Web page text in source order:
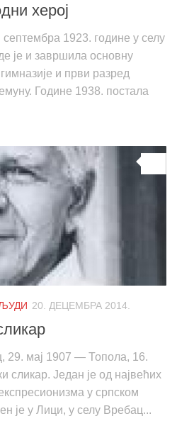
херој
1923. године у селу
је и завршила основну
и први разред
Године 1938. постала
20. ДЕЦЕМБРА 2014.
29. мај 1907 — Топола, 16.
сликар. Један је од највећих
у српском
је у Лици, у селу Вребац...